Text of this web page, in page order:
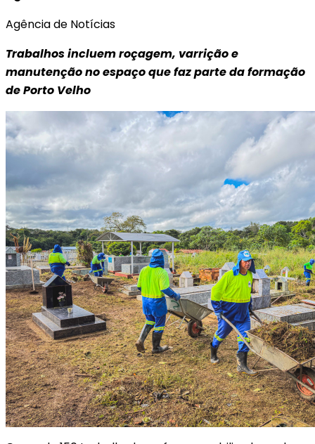
Agência de Notícias
Trabalhos incluem roçagem, varrição e
manutenção no espaço que faz parte da formação
de Porto Velho